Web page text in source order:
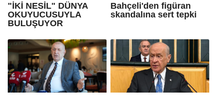
"İKİ NESİL" DÜNYA
OKUYUCUSUYLA
BULUŞUYOR
Bahçeli'den figüran
skandalına sert tepki